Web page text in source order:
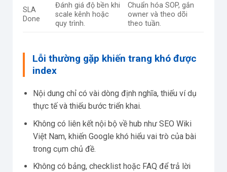
SLA
Done
Đánh giá độ bền khi
scale kênh hoặc
quy trình.
Chuẩn hóa SOP, gắn
owner và theo dõi
theo tuần.
Lỗi thường gặp khiến trang khó được
index
Nội dung chỉ có vài dòng định nghĩa, thiếu ví dụ
thực tế và thiếu bước triển khai.
Không có liên kết nội bộ về hub như SEO Wiki
Việt Nam, khiến Google khó hiểu vai trò của bài
trong cụm chủ đề.
Không có bảng, checklist hoặc FAQ để trả lời